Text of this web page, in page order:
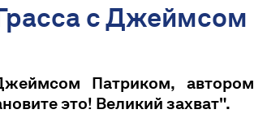
с Джеймсом
Патриком, автором
это! Великий захват".